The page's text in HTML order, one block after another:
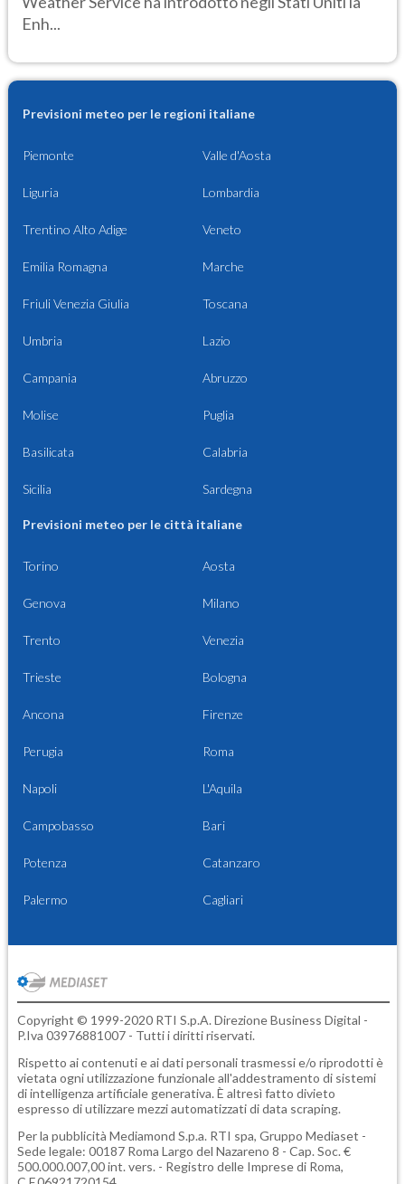
Enh...
Previsioni meteo per le regioni italiane
Piemonte Valle d'Aosta
Liguria Lombardia
Trentino Alto Adige Veneto
Emilia Romagna Marche
Friuli Venezia Giulia Toscana
Umbria Lazio
Campania Abruzzo
Molise Puglia
Basilicata Calabria
Sicilia Sardegna
Previsioni meteo per le città italiane
Torino Aosta
Genova Milano
Trento Venezia
Trieste Bologna
Ancona Firenze
Perugia Roma
Napoli L'Aquila
Campobasso Bari
Potenza Catanzaro
Palermo Cagliari
Copyright © 1999-2020 RTI S.p.A. Direzione Business Digital -
P.Iva 03976881007 - Tutti i diritti riservati.
Rispetto ai contenuti e ai dati personali trasmessi e/o riprodotti è
vietata ogni utilizzazione funzionale all'addestramento di sistemi
di intelligenza artificiale generativa. È altresì fatto divieto
espresso di utilizzare mezzi automatizzati di data scraping.
Per la pubblicità Mediamond S.p.a. RTI spa, Gruppo Mediaset -
Sede legale: 00187 Roma Largo del Nazareno 8 - Cap. Soc. €
500.000.007,00 int. vers. - Registro delle Imprese di Roma,